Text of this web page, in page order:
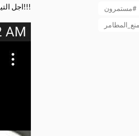
اجل التيار!!!
مستمرون#